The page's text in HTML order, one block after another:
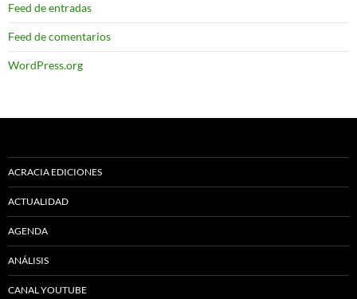
Feed de entradas
Feed de comentarios
WordPress.org
ACRACIA EDICIONES
ACTUALIDAD
AGENDA
ANÁLISIS
CANAL YOUTUBE